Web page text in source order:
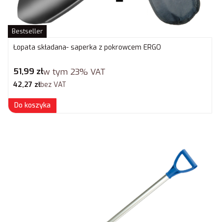
Bestseller
Łopata składana- saperka z pokrowcem ERGO
Cena brutto
51,99 złw tym 23% VAT
Cena netto
42,27 złbez VAT
Do koszyka